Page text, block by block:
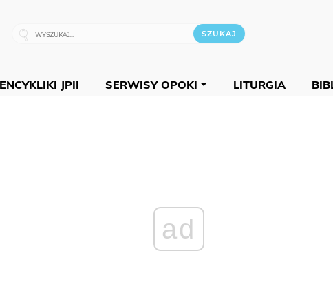
ENCYKLIKI JPII SERWISY OPOKI LITURGIA
ad